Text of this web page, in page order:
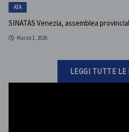
ATA
SINATAS Venezia, assemblea
Marzo 1, 2026
LEGGI TUTTE LE